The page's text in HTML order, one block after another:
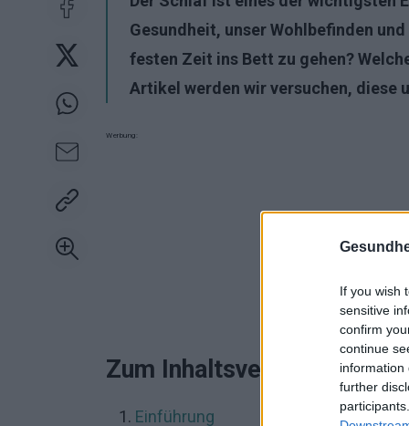
If you wish
sensitive
confirm
continue
information
further
Gesundheit, unser Wohlbefinden
festen Zeit ins Bett zu gehen?
Artikel werden wir versuchen, diese
Werbung:
Zum Inhaltsverzeichnis
Einführung